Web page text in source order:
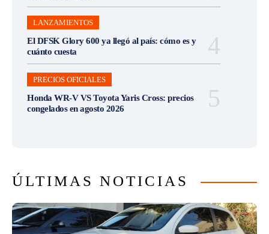
LANZAMIENTOS
El DFSK Glory 600 ya llegó al país: cómo es y
cuánto cuesta
PRECIOS OFICIALES
Honda WR-V VS Toyota Yaris Cross: precios
congelados en agosto 2026
ÚLTIMAS NOTICIAS